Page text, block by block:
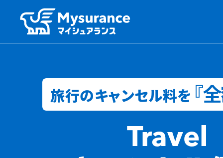
旅行のキャンセル料を 『
Travel